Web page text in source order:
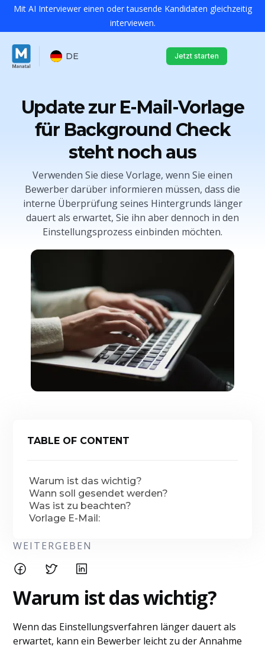
Mit AI Interviewer einen oder tausende Kandidaten gleichzeitig
interviewen.
DE Jetzt starten
Update zur E-Mail-Vorlage
für Background Check
steht noch aus
Verwenden Sie diese Vorlage, wenn Sie einen
Bewerber darüber informieren müssen, dass die
interne Überprüfung seines Hintergrunds länger
dauert als erwartet, Sie ihn aber dennoch in den
Einstellungsprozess einbinden möchten.
TABLE OF CONTENT
Warum ist das wichtig?
Wann soll gesendet werden?
Was ist zu beachten?
Vorlage E-Mail:
WEITERGEBEN
Warum ist das wichtig?
Wenn das Einstellungsverfahren länger dauert als
erwartet, kann ein Bewerber leicht zu der Annahme